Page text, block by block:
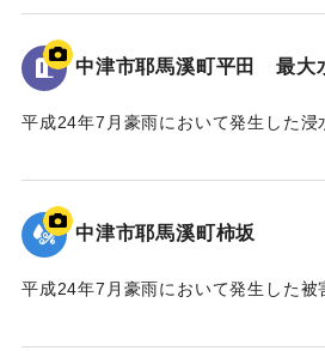
このため、国土交通省では「山国川
事業」を平成二十五年五月に採択し
ロ区間において、堤防整備や河道掘
この間、事業の推進にあたり、地権
今後、将来にわたり、山国川の美し
この水害の記憶が後世に引き継がれ、
害からの復興・発展に繋がることを
地面から160cmの位置に水位が示さ
｜固有コード: 09922071
中津市耶馬溪町平田 最大
平成24年7月豪雨において発生した浸
地面から105cmの位置に水位が示さ
｜固有コード: 09922070
中津市耶馬溪町柿坂
平成24年7月豪雨において発生した被